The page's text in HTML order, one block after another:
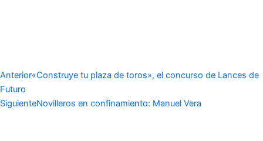
Anterior«Construye tu plaza de toros», el concurso de Lances de
Futuro
SiguienteNovilleros en confinamiento: Manuel Vera